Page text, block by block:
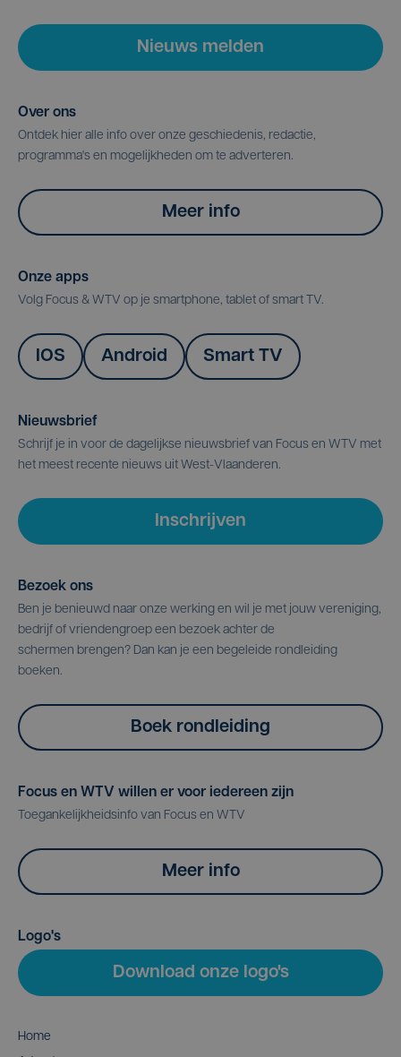
Nieuws melden
Over ons
Ontdek hier alle info over onze geschiedenis, redactie,
programma's en mogelijkheden om te adverteren.
Meer info
Onze apps
Volg Focus & WTV op je smartphone, tablet of smart TV.
IOS Android Smart TV
Nieuwsbrief
Schrijf je in voor de dagelijkse nieuwsbrief van Focus en WTV met
het meest recente nieuws uit West-Vlaanderen.
Inschrijven
Bezoek ons
Ben je benieuwd naar onze werking en wil je met jouw vereniging,
bedrijf of vriendengroep een bezoek achter de
schermen brengen? Dan kan je een begeleide rondleiding
boeken.
Boek rondleiding
Focus en WTV willen er voor iedereen zijn
Toegankelijkheidsinfo van Focus en WTV
Meer info
Logo's
Download onze logo's
Home